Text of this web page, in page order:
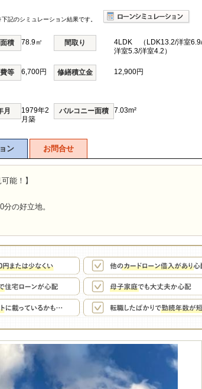
記のシミュレーション結果です。
積 78.9㎡ 間取り
4LDK （LDK13.2/洋室
洋室5.3/洋室4.2）
等 6,700円 修繕積立金 12,900円
月
1979年2
月築
バルコニー面積 7.03m²
ン お問合せ
能！】
の好立地。